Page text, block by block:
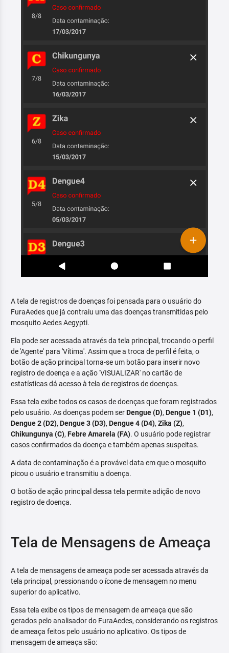
A tela de registros de doenças foi pensada para o usuário do
FuraAedes que já contraiu uma das doenças transmitidas pelo
mosquito Aedes Aegypti.
Ela pode ser acessada através da tela principal, trocando o perfil
de 'Agente' para 'Vítima'. Assim que a troca de perfil é feita, o
botão de ação principal torna-se um botão para inserir novo
registro de doença e a ação 'VISUALIZAR' no cartão de
estatísticas dá acesso à tela de registros de doenças.
Essa tela exibe todos os casos de doenças que foram registrados
pelo usuário. As doenças podem serDengue (D), Dengue 1 (D1),
Dengue 2 (D2), Dengue 3 (D3), Dengue 4 (D4), Zika (Z),
Chikungunya (C), Febre Amarela (FA). O usuário pode registrar
casos confirmados da doença e também apenas suspeitas.
A data de contaminação é a provável data em que o mosquito
picou o usuário e transmitiu a doença.
O botão de ação principal dessa tela permite adição de novo
registro de doença.
Tela de Mensagens de Ameaça
A tela de mensagens de ameaça pode ser acessada através da
tela principal, pressionando o ícone de mensagem no menu
superior do aplicativo.
Essa tela exibe os tipos de mensagem de ameaça que são
gerados pelo analisador do FuraAedes, considerando os registros
de ameaça feitos pelo usuário no aplicativo. Os tipos de
mensagem de ameaça são: